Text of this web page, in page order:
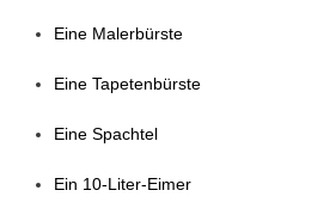
Eine Malerbürste
Eine Tapetenbürste
Eine Spachtel
Ein 10-Liter-Eimer